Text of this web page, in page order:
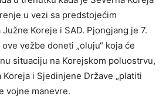
u vezi sa predstojećim
Koreje i SAD. Pjongjang je 7.
vežbe doneti „oluju“ koja će
situaciju na Korejskom poluostrvu,
Koreja i Sjedinjene Države „platiti
vojne manevre.